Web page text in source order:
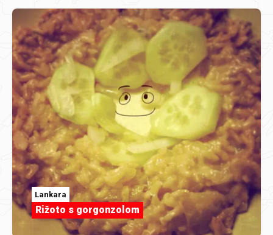
Lankara
Rižoto s gorgonzolom